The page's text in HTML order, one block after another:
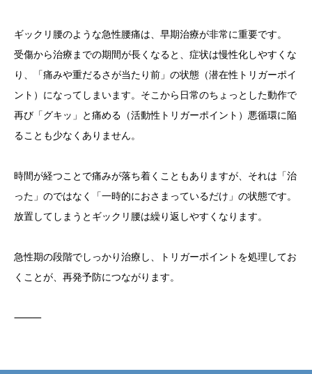
ギックリ腰のような急性腰痛は、早期治療が非常に重要です。
受傷から治療までの期間が長くなると、症状は慢性化しやすくな
り、「痛みや重だるさが当たり前」の状態（潜在性トリガーポイ
ント）になってしまいます。そこから日常のちょっとした動作で
再び「グキッ」と痛める（活動性トリガーポイント）悪循環に陥
ることも少なくありません。
時間が経つことで痛みが落ち着くこともありますが、それは「治
った」のではなく「一時的におさまっているだけ」の状態です。
放置してしまうとギックリ腰は繰り返しやすくなります。
急性期の段階でしっかり治療し、トリガーポイントを処理してお
くことが、再発予防につながります。
⸻